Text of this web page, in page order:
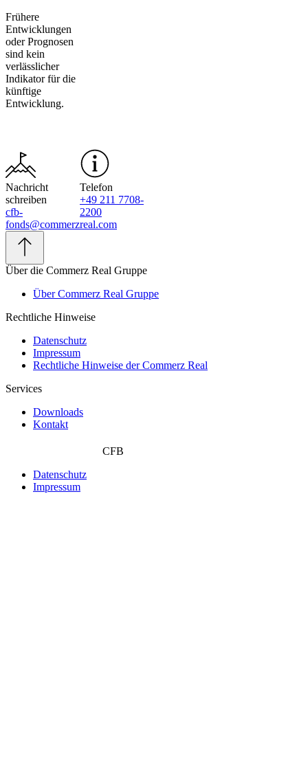
Frühere
Entwicklungen
oder Prognosen
sind kein
verlässlicher
Indikator für die
künftige
Entwicklung.
Nachricht
schreiben
cfb-
fonds@commerzreal.com
Telefon
+49 211 7708-
2200
Über die Commerz Real Gruppe
Über Commerz Real Gruppe
Rechtliche Hinweise
Datenschutz
Impressum
Rechtliche Hinweise der Commerz Real
Services
Downloads
Kontakt
CFB
Datenschutz
Impressum